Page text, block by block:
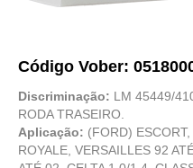
Código Vober:
Discriminação: LM 45449/
RODA TRASEIRO.
Aplicação: (FORD)
ROYALE, VERSAILLES 92